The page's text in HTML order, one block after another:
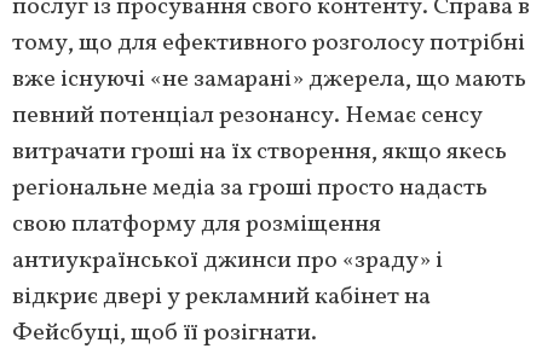
послуг із просування свого контенту. Справа в
тому, що для ефективного розголосу потрібні
вже існуючі «не замарані» джерела, що мають
певний потенціал резонансу. Немає сенсу
витрачати гроші на їх створення, якщо якесь
регіональне медіа за гроші просто надасть
свою платформу для розміщення
антиукраїнської джинси про «зраду» і
відкриє двері у рекламний кабінет на
Фейсбуці, щоб її розігнати.